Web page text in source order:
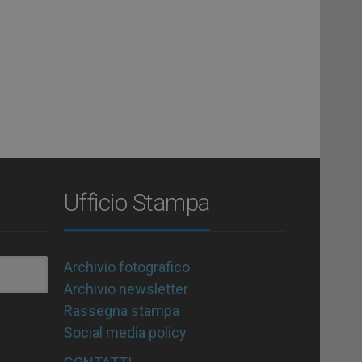
Ufficio Stampa
Archivio fotografico
Archivio newsletter
Rassegna stampa
Social media policy